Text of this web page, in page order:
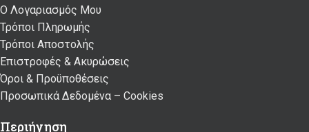
Ο Λογαριασμός Μου
Τρόποι Πληρωμής
Τρόποι Αποστολής
Επιστροφές & Ακυρώσεις
Όροι & Προϋποθέσεις
Προσωπικά Δεδομένα – Cookies
Περιήγηση